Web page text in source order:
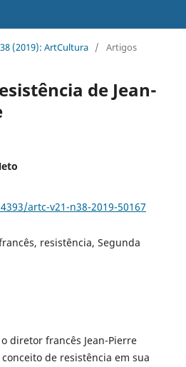
(2019): ArtCultura / Artigos
de Jean-
artc-v21-n38-2019-50167
resistência, Segunda
diretor francês Jean-Pierre
de resistência em sua